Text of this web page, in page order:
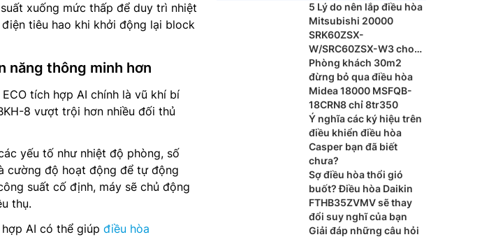
xuống mức thấp để duy trì nhiệt
tiêu hao khi khởi động lại block
năng thông minh hơn
tích hợp AI chính là vũ khí bí
8 vượt trội hơn nhiều đối thủ
yếu tố như nhiệt độ phòng, số
cường độ hoạt động để tự động
suất cố định, máy sẽ chủ động
thụ.
AI có thể giúp điều hòa
5 Lý do nên lắp điều hòa
Mitsubishi 20000
SRK60ZSX-
W/SRC60ZSX-W3 cho
phòng khách
Phòng khách 30m2
đừng bỏ qua điều hòa
Midea 18000 MSFQB-
18CRN8 chỉ 8tr350
Ý nghĩa các ký hiệu trên
điều khiển điều hòa
Casper bạn đã biết
chưa?
Sợ điều hòa thổi gió
buốt? Điều hòa Daikin
FTHB35ZVMV sẽ thay
đổi suy nghĩ của bạn
Giải đáp những câu hỏi